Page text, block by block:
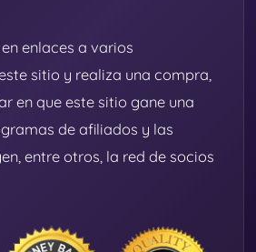
enlaces a varios
sitio y realiza una compra,
en que este sitio gane una
de afiliados y las
entre otros, la red de socios